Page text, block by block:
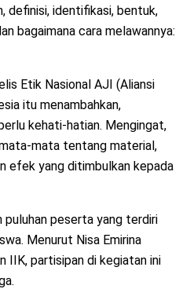
definisi, identifikasi, bentuk,
bagaimana cara melawannya:
Etik Nasional AJI (Aliansi
itu menambahkan,
kehati-hatian. Mengingat,
mata tentang material,
efek yang ditimbulkan kepada
peserta yang terdiri
Menurut Nisa Emirina
IIK, partisipan di kegiatan ini